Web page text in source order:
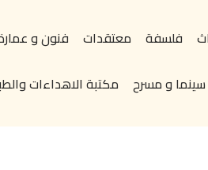
فلسفة معتقدات فنون و
سينما و مسرح مكتبة الاهداءات